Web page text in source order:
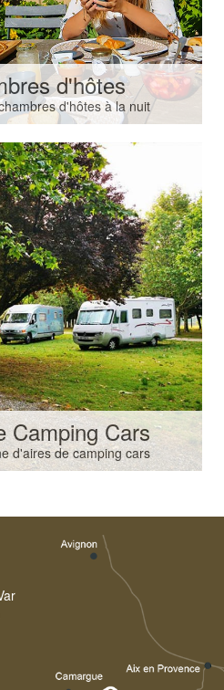
d'hôtes
d'hôtes à la nuit
Camping Cars
d'aires de camping cars